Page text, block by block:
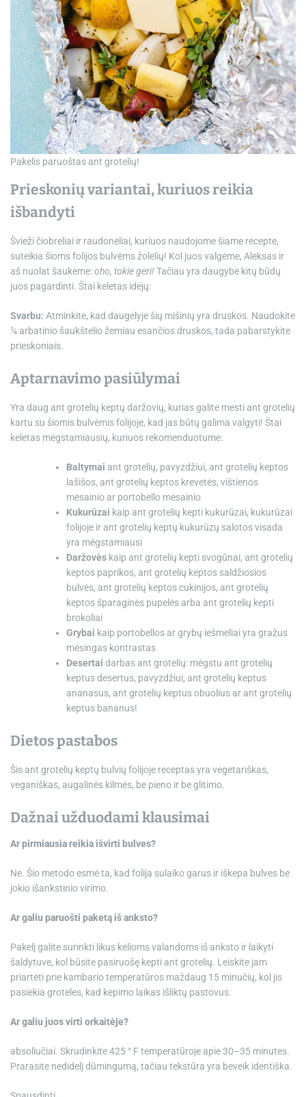
Pakelis paruoštas ant grotelių!
Prieskonių variantai, kuriuos reikia
išbandyti
Švieži čiobreliai ir raudonėliai, kuriuos naudojome šiame recepte,
suteikia šioms folijos bulvėms žolelių! Kol juos valgėme, Aleksas ir
aš nuolat šaukėme:oho, tokie geri!Tačiau yra daugybė kitų būdų
juos pagardinti. Štai keletas idėjų:
Svarbu: Atminkite, kad daugelyje šių mišinių yra druskos. Naudokite
¼ arbatinio šaukštelio žemiau esančios druskos, tada pabarstykite
prieskoniais.
Aptarnavimo pasiūlymai
Yra daug ant grotelių keptų daržovių, kurias galite mesti ant grotelių
kartu su šiomis bulvėmis folijoje, kad jas būtų galima valgyti! Štai
keletas mėgstamiausių, kuriuos rekomenduotume:
Baltymai ant grotelių, pavyzdžiui, ant grotelių keptos
lašišos, ant grotelių keptos krevetės, vištienos
mėsainio ar portobello mėsainio
Kukurūzai kaip ant grotelių kepti kukurūzai, kukurūzai
folijoje ir ant grotelių keptų kukurūzų salotos visada
yra mėgstamiausi
Daržovės kaip ant grotelių kepti svogūnai, ant grotelių
keptos paprikos, ant grotelių keptos saldžiosios
bulvės, ant grotelių keptos cukinijos, ant grotelių
keptos šparaginės pupelės arba ant grotelių kepti
brokoliai
Grybai kaip portobellos ar grybų iešmeliai yra gražus
mėsingas kontrastas
Desertai darbas ant grotelių: mėgstu ant grotelių
keptus desertus, pavyzdžiui, ant grotelių keptus
ananasus, ant grotelių keptus obuolius ar ant grotelių
keptus bananus!
Dietos pastabos
Šis ant grotelių keptų bulvių folijoje receptas yra vegetariškas,
veganiškas, augalinės kilmės, be pieno ir be glitimo.
Dažnai užduodami klausimai
Ar pirmiausia reikia išvirti bulves?
Ne. Šio metodo esmė ta, kad folija sulaiko garus ir iškepa bulves be
jokio išankstinio virimo.
Ar galiu paruošti paketą iš anksto?
Pakelį galite surinkti likus kelioms valandoms iš anksto ir laikyti
šaldytuve, kol būsite pasiruošę kepti ant grotelių. Leiskite jam
priartėti prie kambario temperatūros maždaug 15 minučių, kol jis
pasiekia groteles, kad kepimo laikas išliktų pastovus.
Ar galiu juos virti orkaitėje?
absoliučiai. Skrudinkite 425 ° F temperatūroje apie 30–35 minutes.
Prarasite nedidelį dūmingumą, tačiau tekstūra yra beveik identiška.